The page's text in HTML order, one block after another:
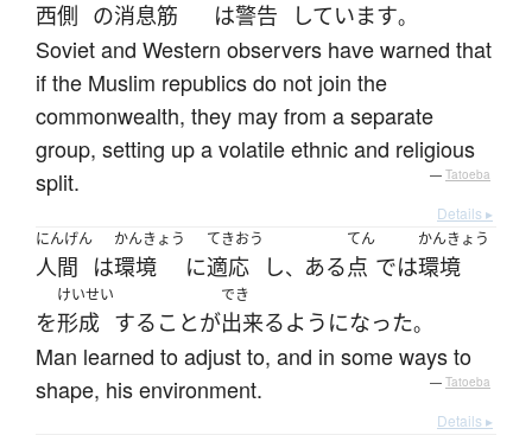
西側 の消息筋 は警告 しています。
Soviet and Western observers have warned that
if the Muslim republics do not join the
commonwealth, they may from a separate
group, setting up a volatile ethnic and religious
split.
— Tatoeba
Details ▸
にんげん
人間 は
かんきょう
環境 に
てきおう
適応 し、 ある
てん
点 では
かんきょう
環境
を
けいせい
形成 する ことが
でき
出来るようになった。
Man learned to adjust to, and in some ways to
shape, his environment.
— Tatoeba
Details ▸